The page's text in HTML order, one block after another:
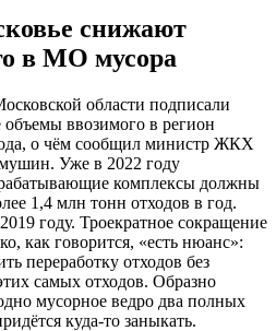
снижают
в МО мусора
области подписали
ввозимого в регион
о чём сообщил министр ЖКХ
Уже в 2022 году
комплексы должны
1,4 млн тонн отходов в год.
году. Троекратное сокращение
как говорится, «есть нюанс»:
переработку отходов без
самых отходов. Образно
мусорное ведро два полных
куда-то заныкать.